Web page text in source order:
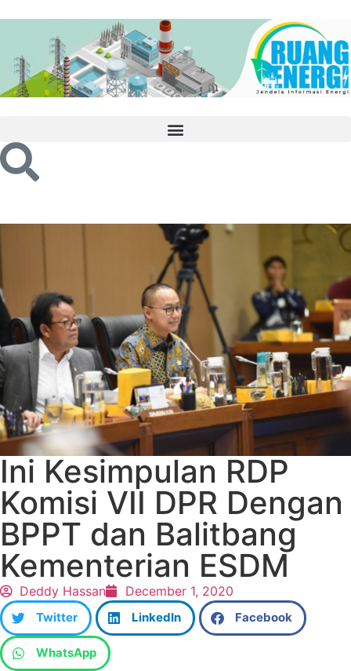
Ini Kesimpulan RDP
Komisi VII DPR Dengan
BPPT dan Balitbang
Kementerian ESDM
Deddy Hassan December 1, 2020
Twitter LinkedIn Facebook
WhatsApp